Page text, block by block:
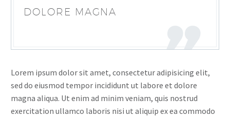
DOLORE MAGNA
Lorem ipsum dolor sit amet, consectetur adipisicing elit,
sed do eiusmod tempor incididunt ut labore et dolore
magna aliqua. Ut enim ad minim veniam, quis nostrud
exercitation ullamco laboris nisi ut aliquip ex ea commodo